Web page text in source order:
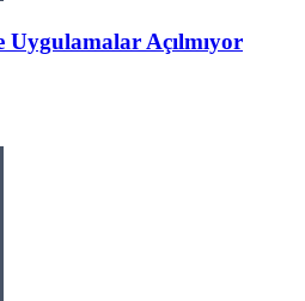
Uygulamalar Açılmıyor